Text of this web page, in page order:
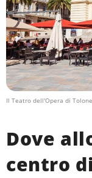
Il Teatro dell'Opera di
Dove
centro